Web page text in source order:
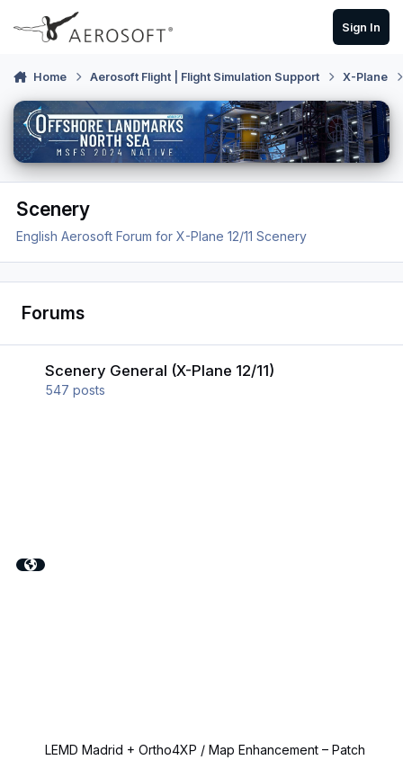
Skip to content
Sign In
Home Aerosoft Flight | Flight Simulation Support X-Plane
Scenery
English Aerosoft Forum for X-Plane 12/11 Scenery
Forums
Scenery General (X-Plane 12/11)
547 posts
LEMD Madrid + Ortho4XP / Map Enhancement – Patch